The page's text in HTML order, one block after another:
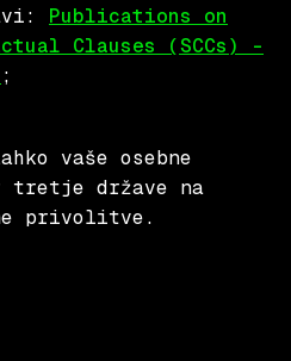
Publications on
Clauses (SCCs) –
;
vaše osebne
tretje države na
privolitve.